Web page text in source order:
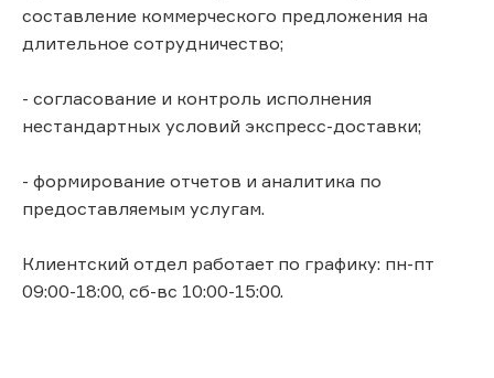
составление коммерческого предложения на
длительное сотрудничество;
- согласование и контроль исполнения
нестандартных условий экспресс-доставки;
- формирование отчетов и аналитика по
предоставляемым услугам.
Клиентский отдел работает по графику: пн-пт
09:00-18:00, сб-вс 10:00-15:00.